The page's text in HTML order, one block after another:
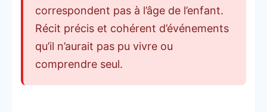
correspondent pas à l’âge de l’enfant.
Récit précis et cohérent d’événements
qu’il n’aurait pas pu vivre ou
comprendre seul.